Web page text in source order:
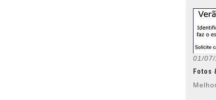
01/
Fotos